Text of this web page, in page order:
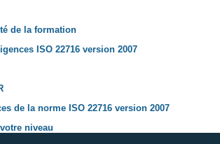
de la formation
ISO 22716 version 2007
de la norme ISO 22716 version 2007
niveau